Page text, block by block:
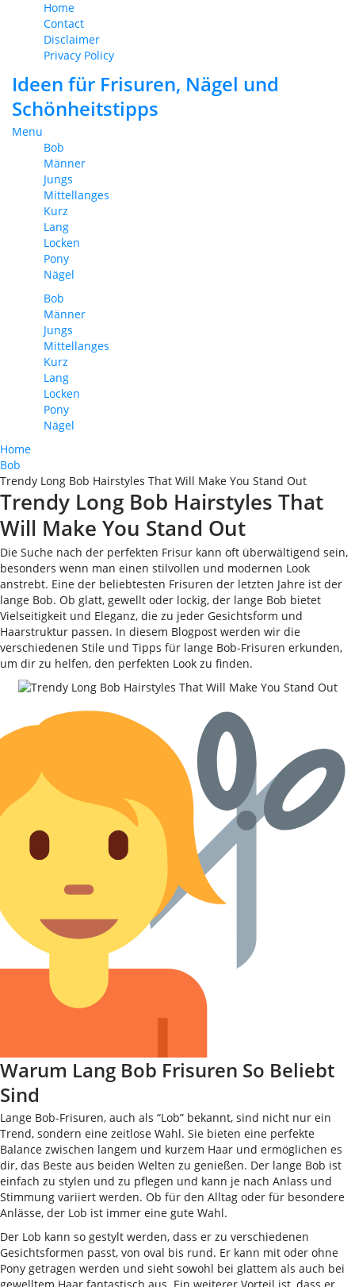
Home
Contact
Disclaimer
Privacy Policy
Ideen für Frisuren, Nägel und
Schönheitstipps
Menu
Bob
Männer
Jungs
Mittellanges
Kurz
Lang
Locken
Pony
Nägel
Bob
Männer
Jungs
Mittellanges
Kurz
Lang
Locken
Pony
Nägel
Home
Bob
Trendy Long Bob Hairstyles That Will Make You Stand Out
Trendy Long Bob Hairstyles That
Will Make You Stand Out
Die Suche nach der perfekten Frisur kann oft überwältigend sein,
besonders wenn man einen stilvollen und modernen Look
anstrebt. Eine der beliebtesten Frisuren der letzten Jahre ist der
lange Bob. Ob glatt, gewellt oder lockig, der lange Bob bietet
Vielseitigkeit und Eleganz, die zu jeder Gesichtsform und
Haarstruktur passen. In diesem Blogpost werden wir die
verschiedenen Stile und Tipps für lange Bob-Frisuren erkunden,
um dir zu helfen, den perfekten Look zu finden.
Warum Lang Bob Frisuren So Beliebt
Sind
Lange Bob-Frisuren, auch als “Lob” bekannt, sind nicht nur ein
Trend, sondern eine zeitlose Wahl. Sie bieten eine perfekte
Balance zwischen langem und kurzem Haar und ermöglichen es
dir, das Beste aus beiden Welten zu genießen. Der lange Bob ist
einfach zu stylen und zu pflegen und kann je nach Anlass und
Stimmung variiert werden. Ob für den Alltag oder für besondere
Anlässe, der Lob ist immer eine gute Wahl.
Der Lob kann so gestylt werden, dass er zu verschiedenen
Gesichtsformen passt, von oval bis rund. Er kann mit oder ohne
Pony getragen werden und sieht sowohl bei glattem als auch bei